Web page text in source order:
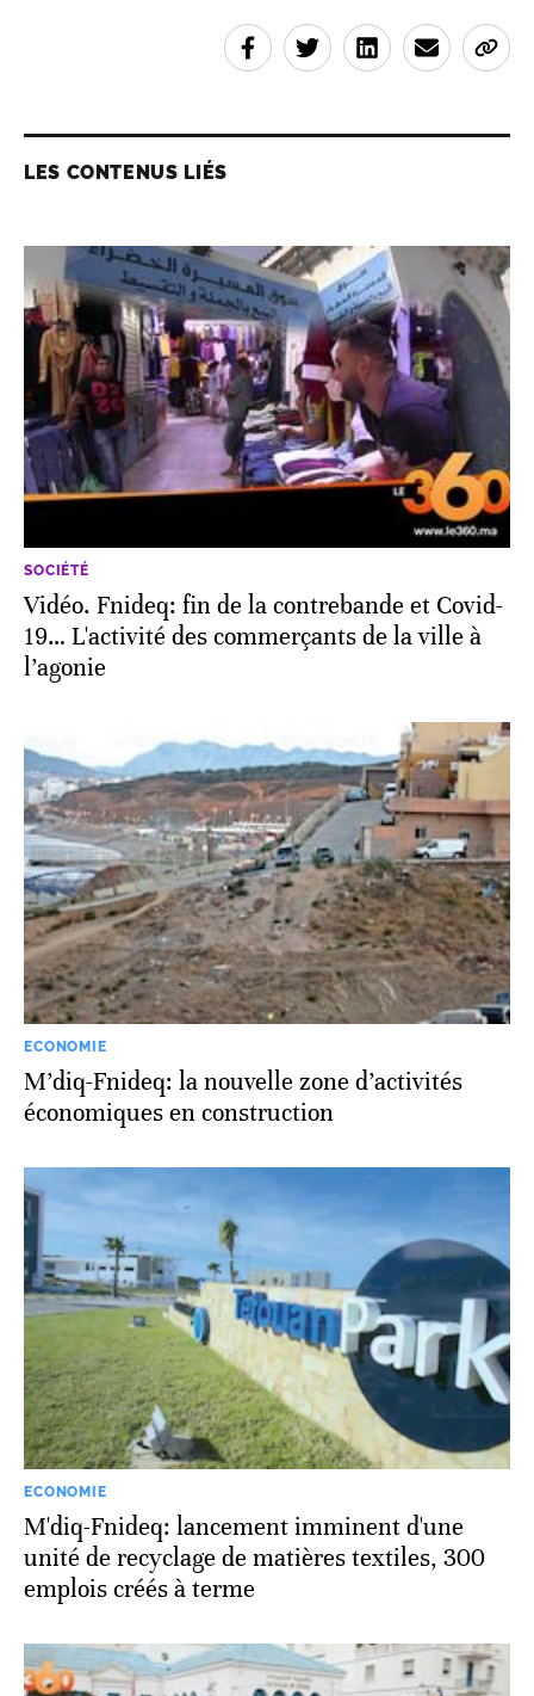
LES CONTENUS LIÉS
SOCIÉTÉ
Vidéo. Fnideq: fin de la contrebande et Covid-
19… L'activité des commerçants de la ville à
l’agonie
ECONOMIE
M’diq-Fnideq: la nouvelle zone d’activités
économiques en construction
ECONOMIE
M'diq-Fnideq: lancement imminent d'une
unité de recyclage de matières textiles, 300
emplois créés à terme